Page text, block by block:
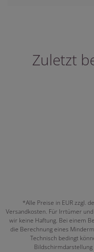
Zuletzt
*Alle Preise in EUR zzgl.
Versandkosten. Für Irrtümer
wir keine Haftung. Bei einem
die Berechnung eines
Technisch bedingt